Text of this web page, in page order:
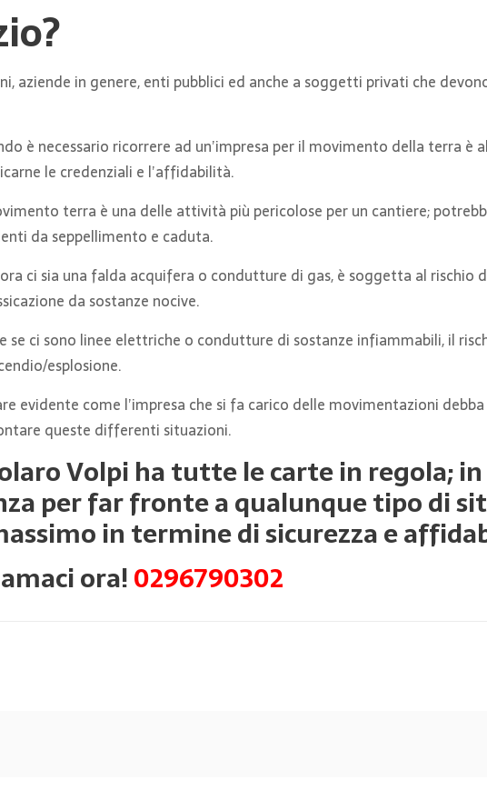
aziende in genere, enti pubblici ed anche a soggetti privati che
è necessario ricorrere ad un’impresa per il movimento della terra
le credenziali e l’affidabilità.
terra è una delle attività più pericolose per un cantiere;
da seppellimento e caduta.
ci sia una falda acquifera o condutture di gas, è soggetta al rischio
da sostanze nocive.
se ci sono linee elettriche o condutture di sostanze infiammabili, il
esplosione.
evidente come l’impresa che si fa carico delle movimentazioni
queste differenti situazioni.
Volpi ha tutte le carte in regola;
per far fronte a qualunque tipo di
in termine di sicurezza e
ora!0296790302